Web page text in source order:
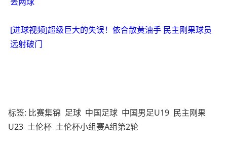
[进球视频]超级巨大的失误！依合散黄油手 民主刚果球员
远射破门
标签: 比赛集锦 足球 中国足球 中国男足U19 民主刚果
U23 土伦杯 土伦杯小组赛A组第2轮